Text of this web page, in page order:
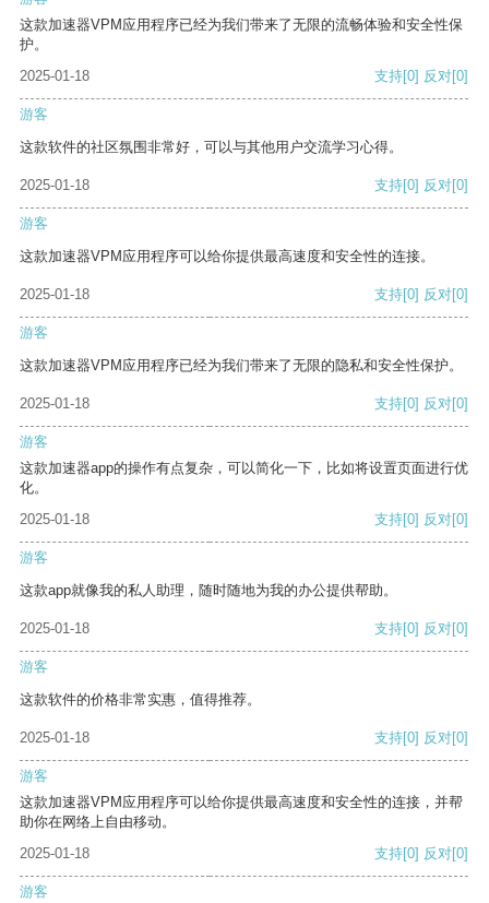
这款加速器VPM应用程序已经为我们带来了无限的流畅体验和安全性保
护。
2025-01-18
支持[0] 反对[0]
游客
这款软件的社区氛围非常好，可以与其他用户交流学习心得。
2025-01-18 支持[0] 反对[0]
游客
这款加速器VPM应用程序可以给你提供最高速度和安全性的连接。
2025-01-18 支持[0] 反对[0]
游客
这款加速器VPM应用程序已经为我们带来了无限的隐私和安全性保护。
2025-01-18 支持[0] 反对[0]
游客
这款加速器app的操作有点复杂，可以简化一下，比如将设置页面进行优
化。
2025-01-18
支持[0] 反对[0]
游客
这款app就像我的私人助理，随时随地为我的办公提供帮助。
2025-01-18 支持[0] 反对[0]
游客
这款软件的价格非常实惠，值得推荐。
2025-01-18 支持[0] 反对[0]
游客
这款加速器VPM应用程序可以给你提供最高速度和安全性的连接，并帮
助你在网络上自由移动。
2025-01-18
支持[0] 反对[0]
游客